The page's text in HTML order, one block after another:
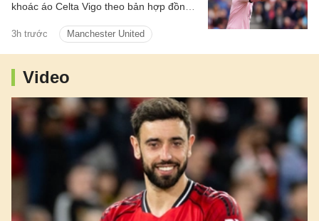
3h trước Manchester United
khoác áo Celta Vigo theo bản hợp đồng
Video